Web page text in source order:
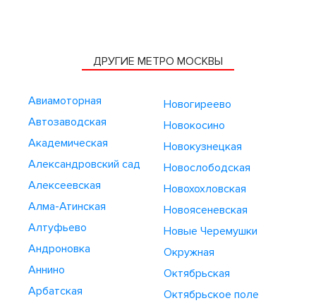
ДРУГИЕ МЕТРО МОСКВЫ
Авиамоторная
Автозаводская
Академическая
Александровский сад
Алексеевская
Алма-Атинская
Алтуфьево
Андроновка
Аннино
Арбатская
Новогиреево
Новокосино
Новокузнецкая
Новослободская
Новохохловская
Новоясеневская
Новые Черемушки
Окружная
Октябрьская
Октябрьское поле